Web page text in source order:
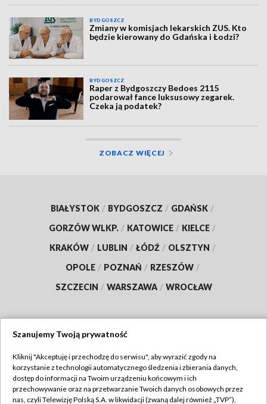
BYDGOSZCZ
Zmiany w komisjach lekarskich ZUS. Kto
będzie kierowany do Gdańska i Łodzi?
BYDGOSZCZ
Raper z Bydgoszczy Bedoes 2115
podarował fance luksusowy zegarek.
Czeka ją podatek?
ZOBACZ WIĘCEJ
BIAŁYSTOK / BYDGOSZCZ / GDAŃSK /
GORZÓW WLKP. / KATOWICE / KIELCE /
KRAKÓW / LUBLIN / ŁÓDŹ / OLSZTYN /
OPOLE / POZNAŃ / RZESZÓW /
SZCZECIN / WARSZAWA / WROCŁAW
TVP
Abonament TVP
Regulamin TVP
Szanujemy Twoją prywatność
Kliknij "Akceptuję i przechodzę do serwisu", aby wyrazić zgody na
korzystanie z technologii automatycznego śledzenia i zbierania danych,
dostęp do informacji na Twoim urządzeniu końcowym i ich
przechowywanie oraz na przetwarzanie Twoich danych osobowych przez
nas, czyli Telewizję Polską S.A. w likwidacji (zwaną dalej również „TVP”),